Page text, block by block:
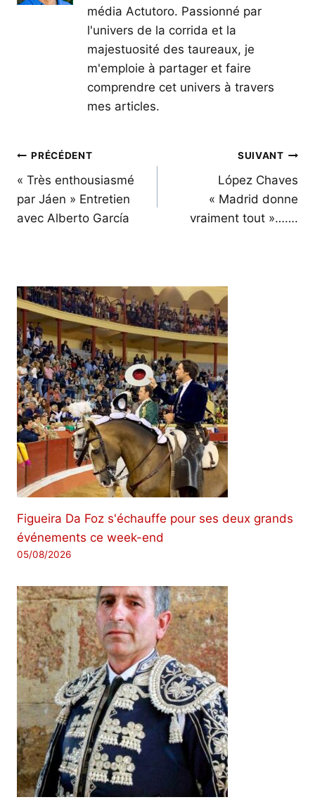
média Actutoro. Passionné par
l'univers de la corrida et la
majestuosité des taureaux, je
m'emploie à partager et faire
comprendre cet univers à travers
mes articles.
Navigation
de
l’article
PRÉCÉDENT
« Très enthousiasmé
par Jáen » Entretien
avec Alberto García
SUIVANT
López Chaves
« Madrid donne
vraiment tout »…….
Figueira Da Foz s'échauffe pour ses deux grands
événements ce week-end
05/08/2026